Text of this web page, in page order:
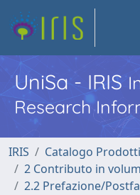
UniSa - IRIS
Research
IRIS
Catalogo
2 Contributo in
2.2 Prefazione/